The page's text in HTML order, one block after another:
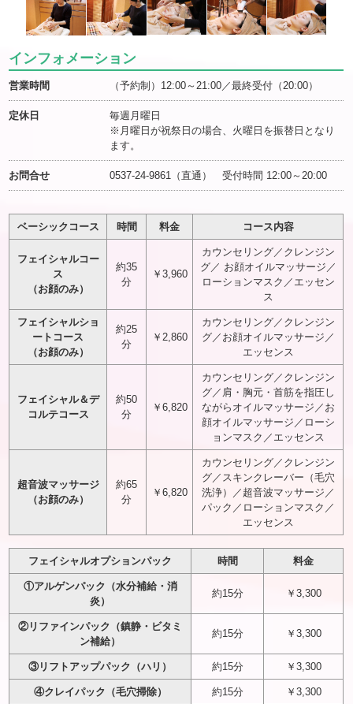
インフォメーション
営業時間 （予約制）12:00～21:00／最終受付（20:00）
定休日
毎週月曜日
※月曜日が祝祭日の場合、火曜日を振替日となり
ます。
お問合せ 0537-24-9861（直通） 受付時間 12:00～20:00
ベーシックコース 時間 料金 コース内容
フェイシャルコー
ス
（お顔のみ）
約35
分
￥3,960
カウンセリング／クレンジン
グ／ お顔オイルマッサージ／
ローションマスク／エッセン
ス
フェイシャルショ
ートコース
（お顔のみ）
約25
分
￥2,860
カウンセリング／クレンジン
グ／お顔オイルマッサージ／
エッセンス
フェイシャル＆デ
コルテコース
約50
分
￥6,820
カウンセリング／クレンジン
グ／肩・胸元・首筋を指圧し
ながらオイルマッサージ／お
顔オイルマッサージ／ローシ
ョンマスク／エッセンス
超音波マッサージ
（お顔のみ）
約65
分
￥6,820
カウンセリング／クレンジン
グ／スキンクレーバー（毛穴
洗浄）／超音波マッサージ／
パック／ローションマスク／
エッセンス
フェイシャルオプションパック 時間 料金
①アルゲンパック（水分補給・消
炎）
約15分 ￥3,300
②リファインパック（鎮静・ビタミ
ン補給）
約15分 ￥3,300
③リフトアップパック（ハリ） 約15分 ￥3,300
④クレイパック（毛穴掃除） 約15分 ￥3,300